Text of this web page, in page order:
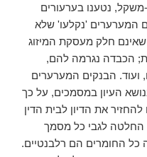
משקל, נטענו בערעורים
המערערים 'נקלעו' שלא
חלק מעסקת המיזוג
הכבדה נגרמה להם,
הבנקים המערערים
העיון במסמכים, על כך
את הדיון לבית הדין
החלטה לגבי כל מסמך
החומרים הם רלבנטיים.